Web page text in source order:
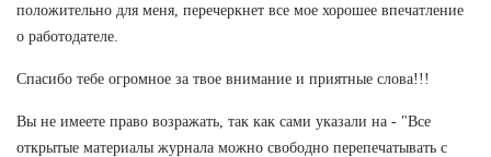
положительно для меня, перечеркнет все мое хорошее впечатление
о работодателе.
Спасибо тебе огромное за твое внимание и приятные слова!!!
Вы не имеете право возражать, так как сами указали на - "Все
открытые материалы журнала можно свободно перепечатывать с